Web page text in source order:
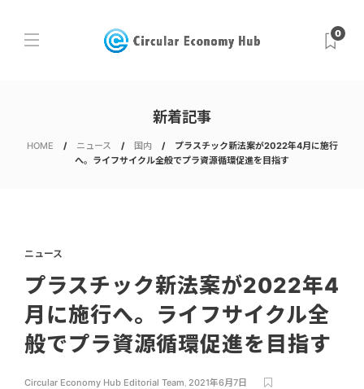
0
新着記事
HOME ニュース 国内
プラスチック新法案が2022年4月に施行
へ。ライフサイクル全般でプラ資源循環促進を目指す
ニュース
プラスチック新法案が2022年4
月に施行へ。ライフサイクル全
般でプラ資源循環促進を目指す
Circular Economy Hub Editorial Team, 2021年6月7日